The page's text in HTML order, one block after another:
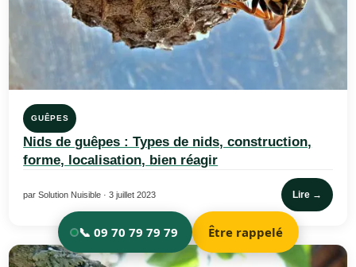
GUÊPES
Nids de guêpes : Types de nids, construction,
forme, localisation, bien réagir
par Solution Nuisible · 3 juillet 2023 Lire →